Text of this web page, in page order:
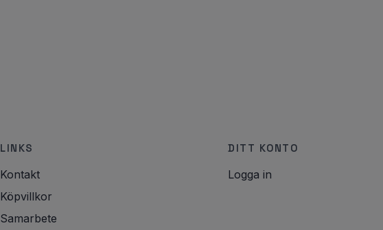
LINKS
Kontakt
Köpvillkor
Samarbete
DITT KONTO
Logga in